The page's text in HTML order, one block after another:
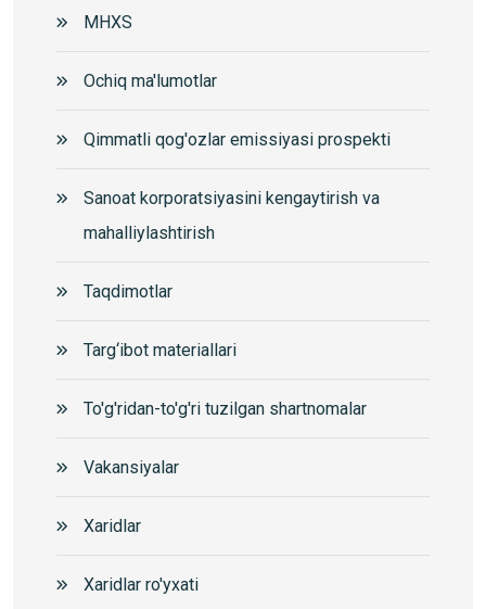
MHXS
Ochiq ma'lumotlar
Qimmatli qog'ozlar emissiyasi prospekti
Sanoat korporatsiyasini kengaytirish va
mahalliylashtirish
Taqdimotlar
Targ‘ibot materiallari
To'g'ridan-to'g'ri tuzilgan shartnomalar
Vakansiyalar
Xaridlar
Xaridlar ro'yxati